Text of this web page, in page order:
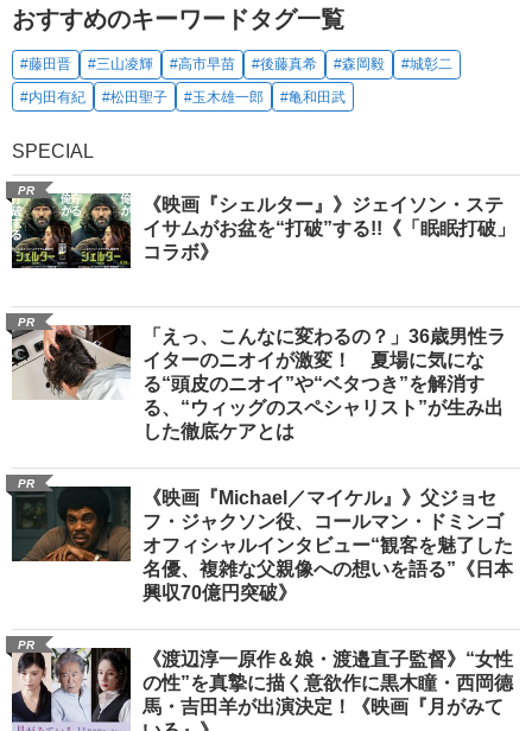
おすすめのキーワードタグ一覧
#藤田晋 #三山凌輝 #高市早苗 #後藤真希 #森岡毅
#城彰二
#内田有紀
#松田聖子 #玉木雄一郎 #亀和田武
SPECIAL
PR
《映画『シェルター』》ジェイソン・ステ
イサムがお盆を“打破”する!!《「眠眠打破」
コラボ》
PR
「えっ、こんなに変わるの？」36歳男性ラ
イターのニオイが激変！ 夏場に気にな
る“頭皮のニオイ”や“ベタつき”を解消す
る、“ウィッグのスペシャリスト”が生み出
した徹底ケアとは
PR
《映画『Michael／マイケル』》父ジョセ
フ・ジャクソン役、コールマン・ドミンゴ
オフィシャルインタビュー“観客を魅了した
名優、複雑な父親像への想いを語る”《日本
興収70億円突破》
PR
《渡辺淳一原作＆娘・渡邉直子監督》“女性
の性”を真摯に描く意欲作に黒木瞳・西岡德
馬・吉田羊が出演決定！《映画『月がみて